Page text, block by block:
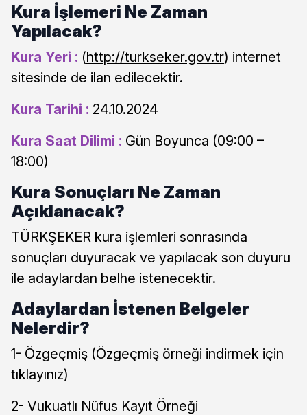
Kura İşlemeri Ne Zaman
Yapılacak?
Kura Yeri : (http://turkseker.gov.tr) internet
sitesinde de ilan edilecektir.
Kura Tarihi : 24.10.2024
Kura Saat Dilimi : Gün Boyunca (09:00 –
18:00)
Kura Sonuçları Ne Zaman
Açıklanacak?
TÜRKŞEKER kura işlemleri sonrasında
sonuçları duyuracak ve yapılacak son duyuru
ile adaylardan belhe istenecektir.
Adaylardan İstenen Belgeler
Nelerdir?
1- Özgeçmiş (Özgeçmiş örneği indirmek için
tıklayınız)
2- Vukuatlı Nüfus Kayıt Örneği